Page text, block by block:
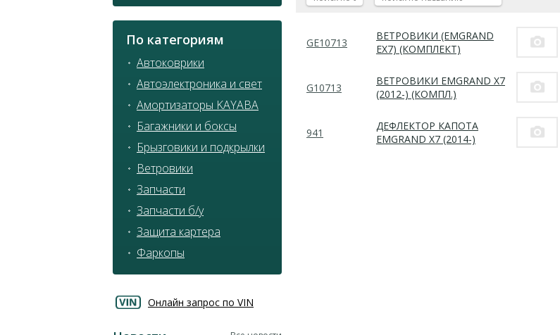
По категориям
Автоковрики
Автоэлектроника и свет
Амортизаторы KAYABA
Багажники и боксы
Брызговики и подкрылки
Ветровики
Запчасти
Запчасти б/у
Защита картера
Фаркопы
Онлайн запрос по VIN
GE10713
ВЕТРОВИКИ (EMGRAND
EX7) (КОМПЛЕКТ)
G10713
ВЕТРОВИКИ EMGRAND X7
(2012-) (КОМПЛ.)
941
ДЕФЛЕКТОР КАПОТА
EMGRAND X7 (2014-)